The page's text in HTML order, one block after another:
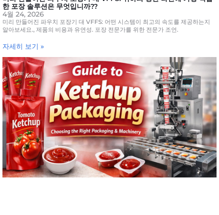
한 포장 솔루션은 무엇입니까??
4월 24, 2026
미리 만들어진 파우치 포장기 대 VFFS: 어떤 시스템이 최고의 속도를 제공하는지
알아보세요., 제품의 비용과 유연성. 포장 전문가를 위한 전문가 조언.
자세히 보기 »